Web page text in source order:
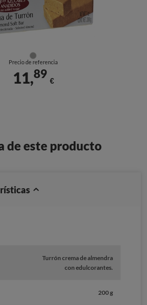
Precio de referencia
11,89
€
de este producto
Turrón crema de almendra
con edulcorantes.
200 g